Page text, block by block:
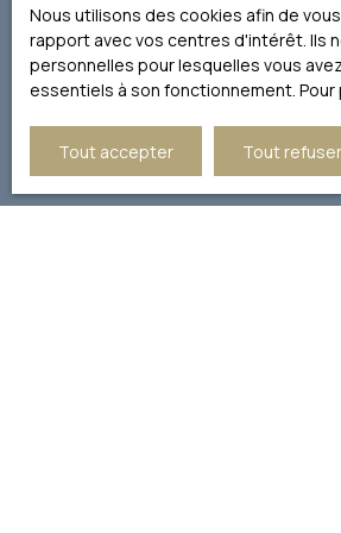
Nous utilisons des cookies afin de
rapport avec vos centres d'intérêt. Ils
personnelles pour lesquelles vous
essentiels à son fonctionnement.
Tout accepter Tout refuser